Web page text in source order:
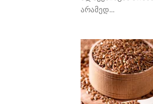
არამედ...